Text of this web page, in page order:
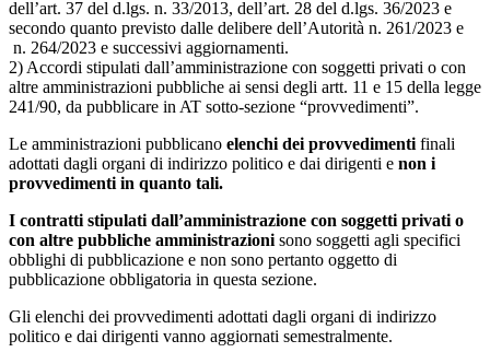
dell’art. 37 del d.lgs. n. 33/2013, dell’art. 28 del d.lgs. 36/2023 e
secondo quanto previsto dalle delibere dell’Autorità n. 261/2023 e
n. 264/2023 e successivi aggiornamenti.
2) Accordi stipulati dall’amministrazione con soggetti privati o con
altre amministrazioni pubbliche ai sensi degli artt. 11 e 15 della legge
241/90, da pubblicare in AT sotto-sezione “provvedimenti”.
Le amministrazioni pubblicano elenchi dei provvedimenti finali
adottati dagli organi di indirizzo politico e dai dirigenti e non i
provvedimenti in quanto tali.
I contratti stipulati dall’amministrazione con soggetti privati o
con altre pubbliche amministrazioni sono soggetti agli specifici
obblighi di pubblicazione e non sono pertanto oggetto di
pubblicazione obbligatoria in questa sezione.
Gli elenchi dei provvedimenti adottati dagli organi di indirizzo
politico e dai dirigenti vanno aggiornati semestralmente.